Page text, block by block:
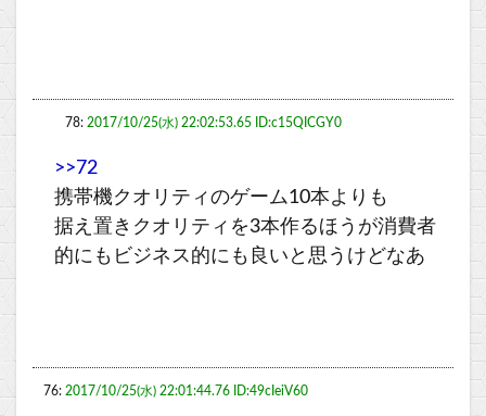
78: 2017/10/25(水) 22:02:53.65 ID:c15QICGY0
>>72
携帯機クオリティのゲーム10本よりも
据え置きクオリティを3本作るほうが消費者
的にもビジネス的にも良いと思うけどなあ
76: 2017/10/25(水) 22:01:44.76 ID:49cIeiV60